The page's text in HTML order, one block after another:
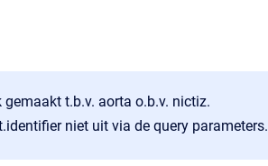
t.b.v. aorta o.b.v. nictiz.
niet uit via de query parameters.